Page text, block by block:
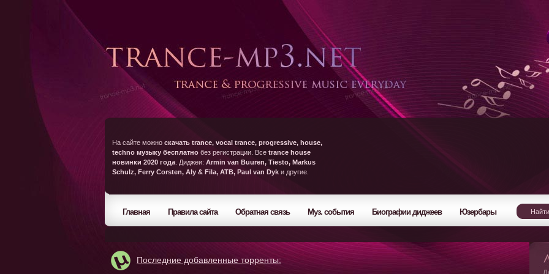
На сайте можно скачать trance, vocal trance, progressive, house,
techno музыку бесплатно без регистрации. Все trance house
новинки 2020 года . Диджеи: Armin van Buuren, Tiesto, Markus
Schulz, Ferry Corsten, Aly & Fila, ATB, Paul van Dyk и другие.
Главная Правила сайта Обратная связь Муз. события Биографии диджеев Юзербары
Последние добавленные торренты: